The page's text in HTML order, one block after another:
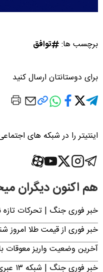
برچسب ها: توافق
برای دوستانتان ارسال کنید
اینتیتر را در شبکه های
هم اکنون دیگران
خبر فوری جنگ | تحرکات تازه
خبر فوری از قیمت طلا امروز شنبه ۱۷ مرداد ۱۴۰۵ | طلای دست دوم و
آخرین وضعیت واریز معوقات
خبر فوری جنگ | شبکه ۱۳ عبری: اسرائیل برای حمله مستقل به ایران آماده می‌شود